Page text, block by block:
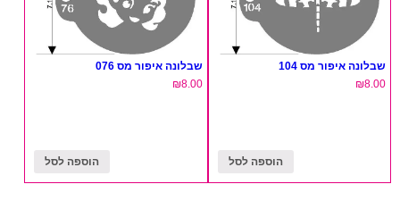
שבלונה איפור מס 104
₪8.00
הוספה לסל
שבלונה איפור מס 076
₪8.00
הוספה לסל